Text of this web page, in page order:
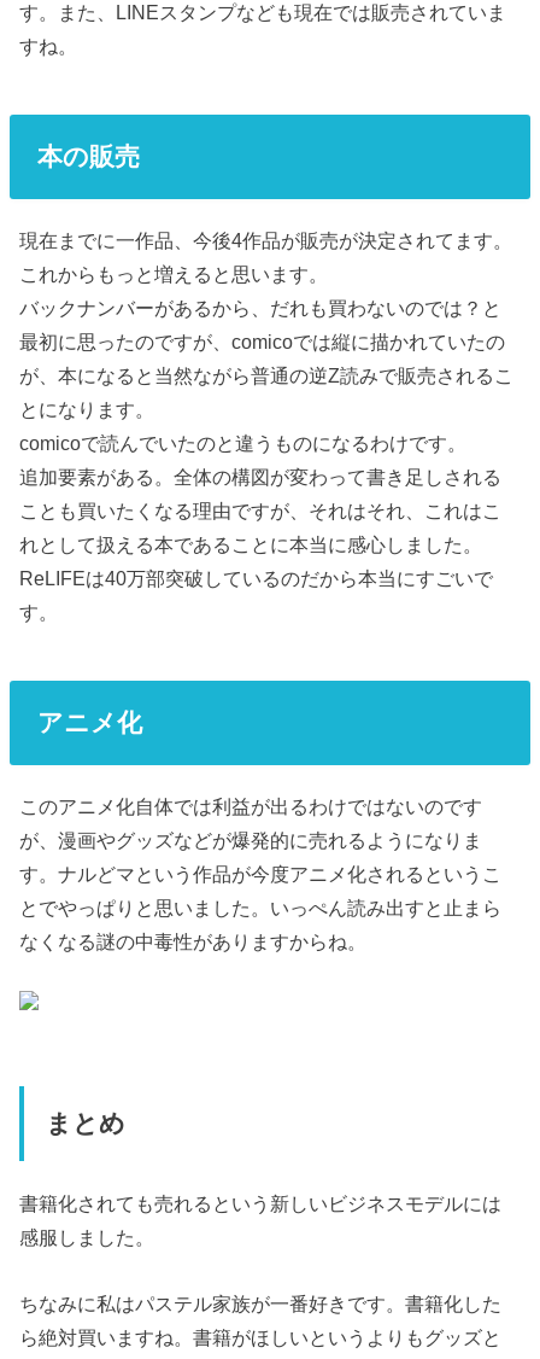
す。また、LINEスタンプなども現在では販売されていま
すね。
本の販売
現在までに一作品、今後4作品が販売が決定されてます。
これからもっと増えると思います。
バックナンバーがあるから、だれも買わないのでは？と
最初に思ったのですが、comicoでは縦に描かれていたの
が、本になると当然ながら普通の逆Z読みで販売されるこ
とになります。
comicoで読んでいたのと違うものになるわけです。
追加要素がある。全体の構図が変わって書き足しされる
ことも買いたくなる理由ですが、それはそれ、これはこ
れとして扱える本であることに本当に感心しました。
ReLIFEは40万部突破しているのだから本当にすごいで
す。
アニメ化
このアニメ化自体では利益が出るわけではないのです
が、漫画やグッズなどが爆発的に売れるようになりま
す。ナルどマという作品が今度アニメ化されるというこ
とでやっぱりと思いました。いっぺん読み出すと止まら
なくなる謎の中毒性がありますからね。
まとめ
書籍化されても売れるという新しいビジネスモデルには
感服しました。
ちなみに私はパステル家族が一番好きです。書籍化した
ら絶対買いますね。書籍がほしいというよりもグッズと